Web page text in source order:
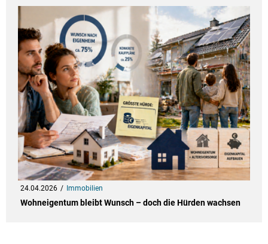
24.04.2026 Immobilien
Wohneigentum bleibt Wunsch – doch die Hürden wachsen